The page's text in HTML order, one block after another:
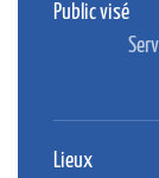
Public visé
Lieux